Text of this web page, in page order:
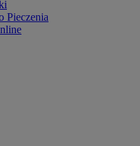
Pieczenia